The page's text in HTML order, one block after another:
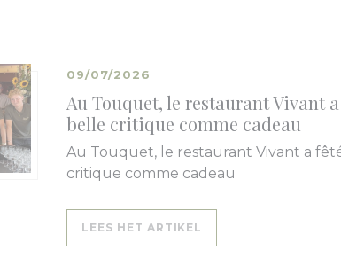
Au Touquet, le restaurant Vivant
belle critique comme cadeau
09/07/2026
Au Touquet, le restaurant Vivant a
critique comme cadeau
LEES HET ARTIKEL